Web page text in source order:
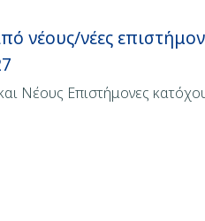
νέες
Νέους Επιστήμονες